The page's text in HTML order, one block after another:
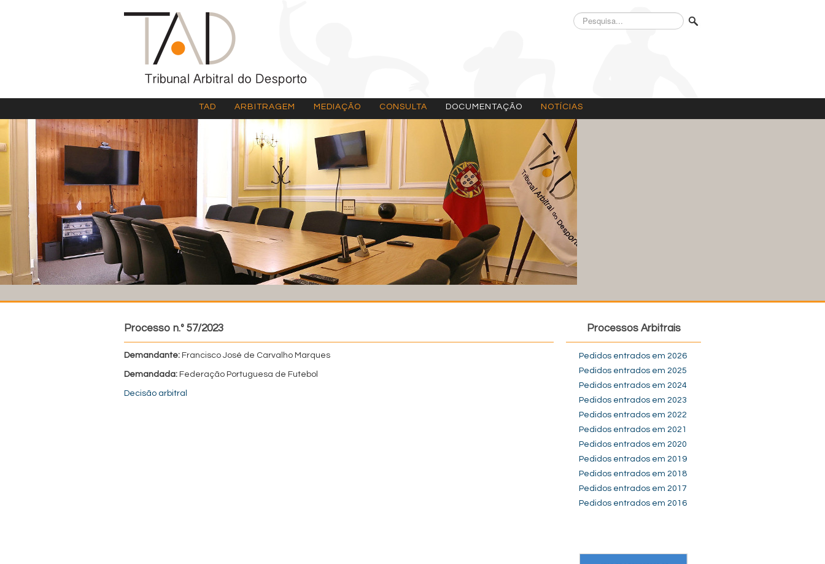
Pesquisa...
TAD ARBITRAGEM MEDIAÇÃO CONSULTA DOCUMENTAÇÃO NOTÍCIAS
Processo n.º 57/2023
Demandante: Francisco José de Carvalho Marques
Demandada: Federação Portuguesa de Futebol
Decisão arbitral
Processos Arbitrais
Pedidos entrados em 2026
Pedidos entrados em 2025
Pedidos entrados em 2024
Pedidos entrados em 2023
Pedidos entrados em 2022
Pedidos entrados em 2021
Pedidos entrados em 2020
Pedidos entrados em 2019
Pedidos entrados em 2018
Pedidos entrados em 2017
Pedidos entrados em 2016